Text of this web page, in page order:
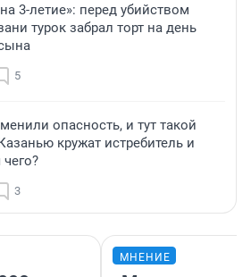
3-летие»: перед убийством
турок забрал торт на день
5
опасность, и тут такой
кружат истребитель и
3
МНЕНИЕ